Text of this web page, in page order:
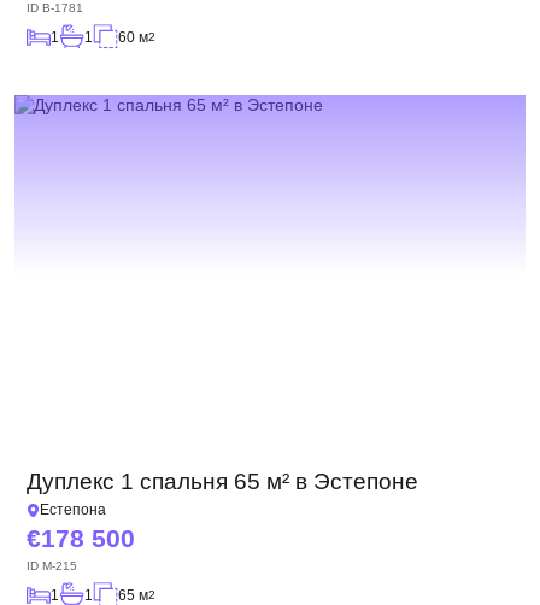
ID B-1781
1 1 60 м2
Дуплекс 1 спальня 65 м² в Эстепоне
Естепона
178 500
ID M-215
1 1 65 м2